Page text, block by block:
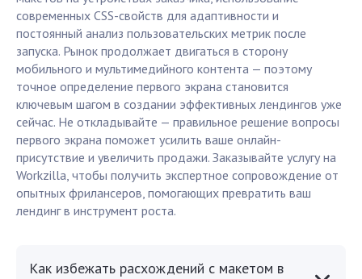
современных CSS-свойств для адаптивности и
постоянный анализ пользовательских метрик после
запуска. Рынок продолжает двигаться в сторону
мобильного и мультимедийного контента — поэтому
точное определение первого экрана становится
ключевым шагом в создании эффективных лендингов уже
сейчас. Не откладывайте — правильное решение вопросы
первого экрана поможет усилить ваше онлайн-
присутствие и увеличить продажи. Заказывайте услугу на
Workzilla, чтобы получить экспертное сопровождение от
опытных фрилансеров, помогающих превратить ваш
лендинг в инструмент роста.
Как избежать расхождений с макетом в